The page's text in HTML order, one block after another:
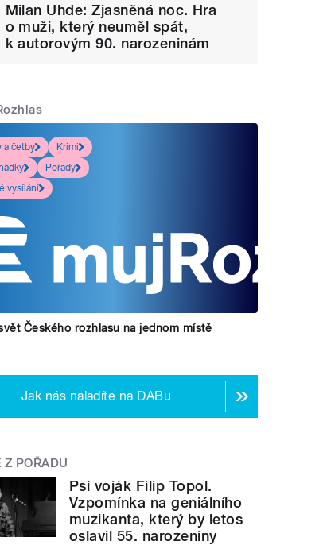
Milan Uhde: Zjasněná noc. Hra
o muži, který neuměl spát,
k autorovým 90. narozeninám
a četby
Krimi
Pořady
vysílání
Českého rozhlasu na jednom místě
Jak nás naladíte na DABu
Z POŘADU
Psí voják Filip Topol.
Vzpomínka na geniálního
muzikanta, který by letos
oslavil 55. narozeniny